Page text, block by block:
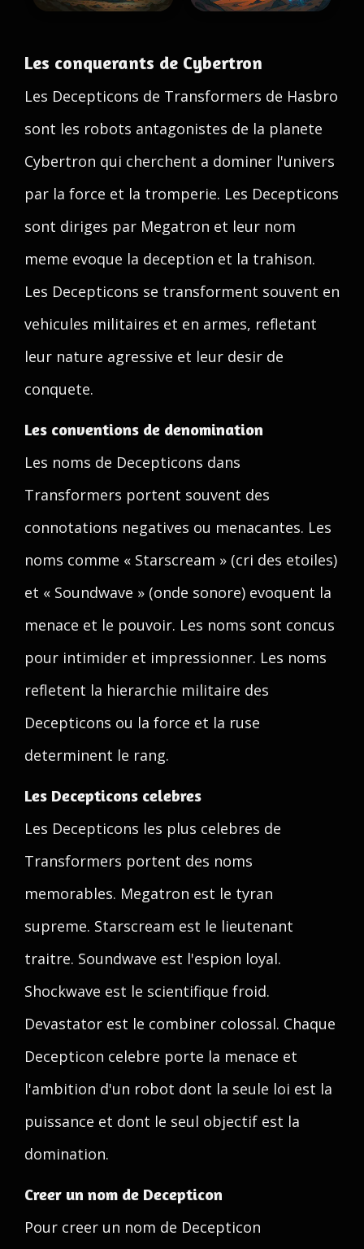
Les conquerants de Cybertron
Les Decepticons de Transformers de Hasbro
sont les robots antagonistes de la planete
Cybertron qui cherchent a dominer l'univers
par la force et la tromperie. Les Decepticons
sont diriges par Megatron et leur nom
meme evoque la deception et la trahison.
Les Decepticons se transforment souvent en
vehicules militaires et en armes, refletant
leur nature agressive et leur desir de
conquete.
Les conventions de denomination
Les noms de Decepticons dans
Transformers portent souvent des
connotations negatives ou menacantes. Les
noms comme « Starscream » (cri des etoiles)
et « Soundwave » (onde sonore) evoquent la
menace et le pouvoir. Les noms sont concus
pour intimider et impressionner. Les noms
refletent la hierarchie militaire des
Decepticons ou la force et la ruse
determinent le rang.
Les Decepticons celebres
Les Decepticons les plus celebres de
Transformers portent des noms
memorables. Megatron est le tyran
supreme. Starscream est le lieutenant
traitre. Soundwave est l'espion loyal.
Shockwave est le scientifique froid.
Devastator est le combiner colossal. Chaque
Decepticon celebre porte la menace et
l'ambition d'un robot dont la seule loi est la
puissance et dont le seul objectif est la
domination.
Creer un nom de Decepticon
Pour creer un nom de Decepticon